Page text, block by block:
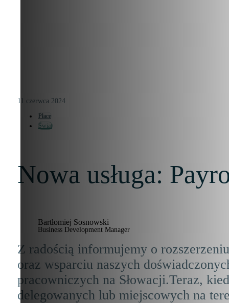
11 czerwca 2024
Płace
Świat
Nowa usługa:
Bartłomiej Sosnowski
Business Development Manager
Z radością informujemy o
oraz wsparciu naszych
pracowniczych na Słowacji.Teraz,
delegowanych lub miejscowych na